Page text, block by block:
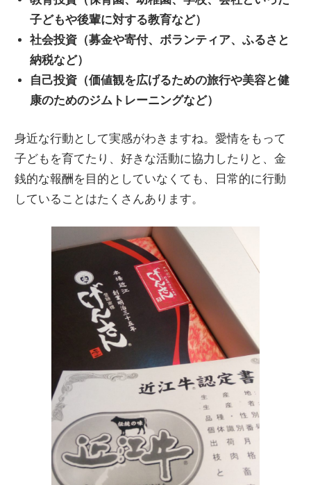
子どもや後輩に対する教育など）
社会投資（募金や寄付、ボランティア、ふるさと
納税など）
自己投資（価値観を広げるための旅行や美容と健
康のためのジムトレーニングなど）
身近な行動として実感がわきますね。愛情をもって
子どもを育てたり、好きな活動に協力したりと、金
銭的な報酬を目的としていなくても、日常的に行動
していることはたくさんあります。